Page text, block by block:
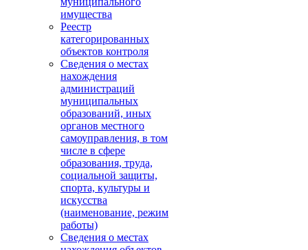
имущества
Реестр
категорированных
объектов контроля
Сведения о местах
нахождения
администраций
муниципальных
образований, иных
органов местного
самоуправления, в том
числе в сфере
образования, труда,
социальной защиты,
спорта, культуры и
искусства
(наименование, режим
работы)
Сведения о местах